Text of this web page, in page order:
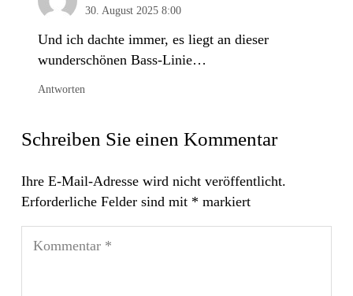
30. August 2025 8:00
Und ich dachte immer, es liegt an dieser
wunderschönen Bass-Linie…
Antworten
Schreiben Sie einen Kommentar
Ihre E-Mail-Adresse wird nicht veröffentlicht.
Erforderliche Felder sind mit * markiert